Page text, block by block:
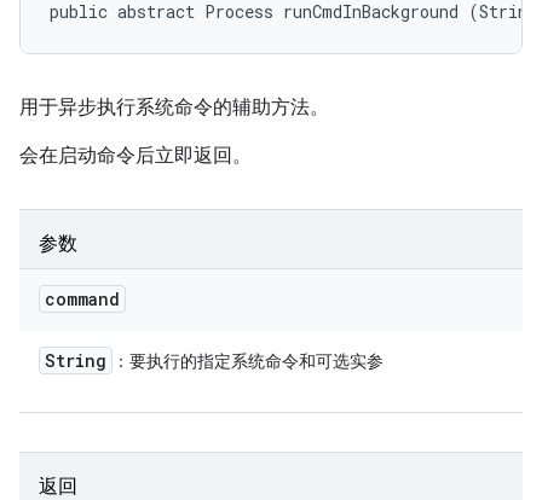
public abstract Process runCmdInBackground
用于异步执行系统命令的辅助方法。
会在启动命令后立即返回。
参数
command
String ：要执行的指定系统命令和可选实参
返回